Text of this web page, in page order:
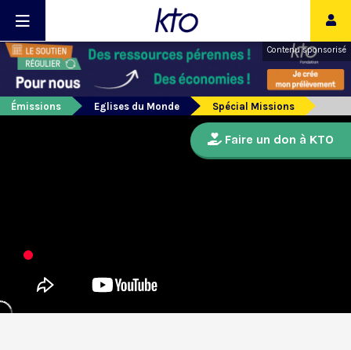
Contenu sponsorisé
Émissions Eglises du Monde Spécial Missions
Faire un don à KTO